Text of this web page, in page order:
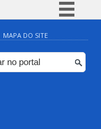
Simplifique!
Comunica BR
Participe
MAPA DO SITE